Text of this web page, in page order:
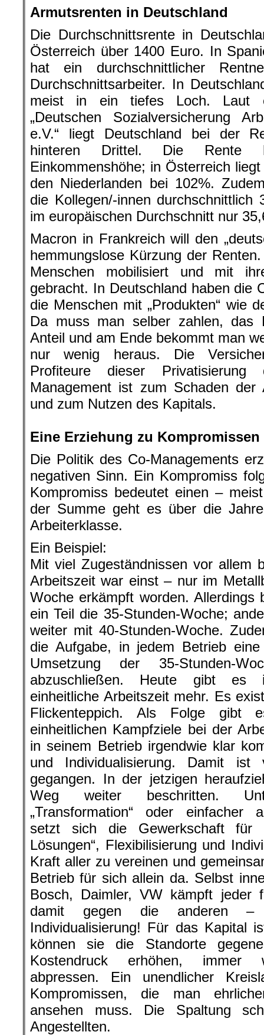
Armutsrenten in Deutschland
Die Durchschnittsrente in
Österreich über 1400 Euro. In
hat ein durchschnittlicher
Durchschnittsarbeiter. In
meist in ein tiefes Loch. Laut
„Deutschen Sozialversicherung
e.V.“ liegt Deutschland bei der
hinteren Drittel. Die
Einkommenshöhe; in Österreich
den Niederlanden bei 102%.
die Kollegen/-innen
im europäischen Durchschnitt nur
Macron in Frankreich will den
hemmungslose Kürzung der
Menschen mobilisiert und mit
gebracht. In Deutschland haben die
die Menschen mit „Produkten“ wie
Da muss man selber zahlen, das
Anteil und am Ende bekommt man
nur wenig heraus. Die
Profiteure dieser
Management ist zum Schaden der
und zum Nutzen des Kapitals.
Eine Erziehung zu
Die Politik des Co-Managements
negativen Sinn. Ein Kompromiss
Kompromiss bedeutet einen –
der Summe geht es über die
Arbeiterklasse.
Ein Beispiel:
Mit viel Zugeständnissen vor allem
Arbeitszeit war einst – nur im
Woche erkämpft worden. Allerdings
ein Teil die 35-Stunden-Woche;
weiter mit 40-Stunden-Woche.
die Aufgabe, in jedem Betrieb
Umsetzung der 35-Stunden-
abzuschließen. Heute gibt es
einheitliche Arbeitszeit mehr. Es
Flickenteppich. Als Folge gibt
einheitlichen Kampfziele bei der
in seinem Betrieb irgendwie klar
und Individualisierung. Damit ist
gegangen. In der jetzigen
Weg weiter beschritten.
„Transformation“ oder einfacher
setzt sich die Gewerkschaft für
Lösungen“, Flexibilisierung und
Kraft aller zu vereinen und
Betrieb für sich allein da. Selbst
Bosch, Daimler, VW kämpft jeder
damit gegen die anderen –
Individualisierung! Für das Kapital
können sie die Standorte
Kostendruck erhöhen, immer
abpressen. Ein unendlicher
Kompromissen, die man
ansehen muss. Die Spaltung
Angestellten.